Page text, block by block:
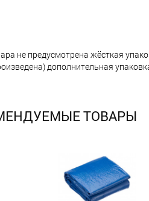
не предусмотрена жёсткая
дополнительная
ТОВАРЫ